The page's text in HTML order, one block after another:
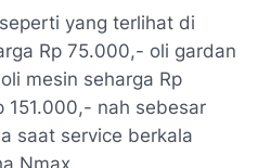
yang terlihat di
Rp 75.000,- oli gardan
mesin seharga Rp
nah sebesar
saat service berkala